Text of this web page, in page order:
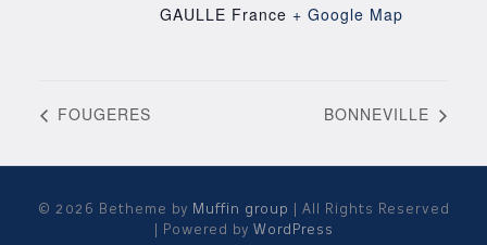
GAULLE France + Google Map
FOUGERES BONNEVILLE
© 2026 Betheme by Muffin group
| All Rights Reserved
| Powered by WordPress